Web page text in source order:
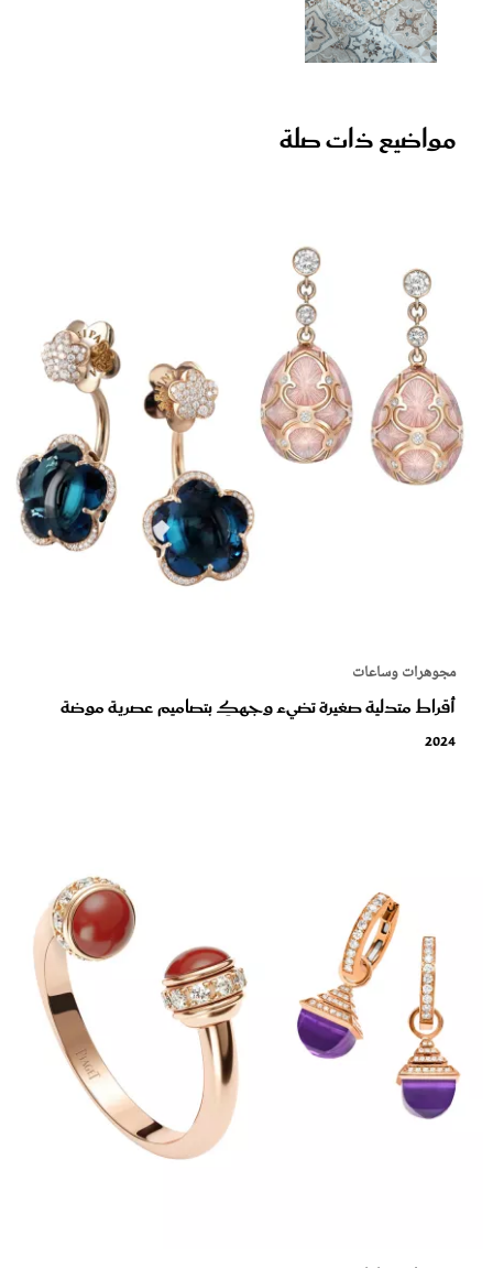
مواضيع ذات صلة
مجوهرات وساعات
أقراط متدلية صغيرة تضيء وجهكِ بتصاميم عصرية موضة
2024